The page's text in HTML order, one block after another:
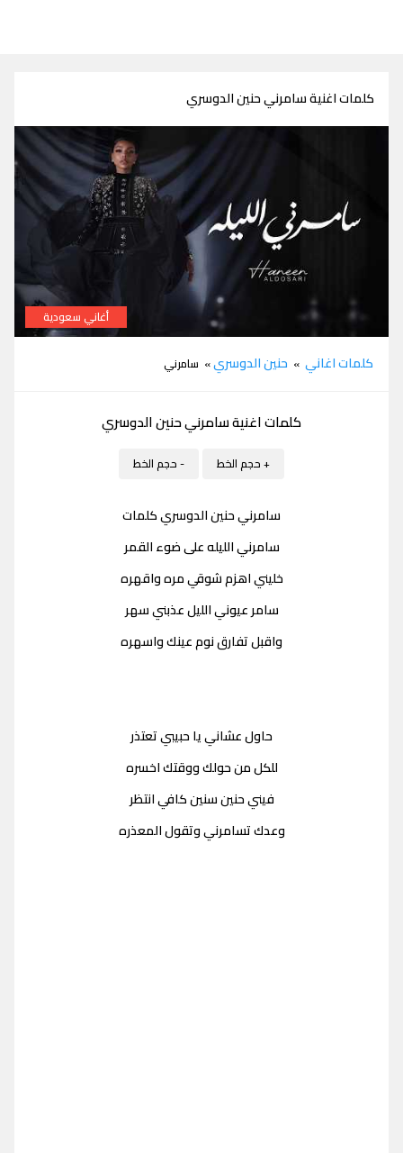
كلمات اغنية سامرني حنين الدوسري
أغاني سعودية
كلمات اغاني » حنين الدوسري» سامرني
كلمات اغنية سامرني حنين الدوسري
+ حجم الخط - حجم الخط
سامرني حنين الدوسري كلمات
سامرني الليله على ضوء القمر
خليني اهزم شوقي مره واقهره
سامر عيوني الليل عذبني سهر
واقبل تفارق نوم عينك واسهره
حاول عشاني يا حبيبي تعتذر
للكل من حولك ووقتك اخسره
فيني حنين سنين كافي انتظر
وعدك تسامرني وتقول المعذره